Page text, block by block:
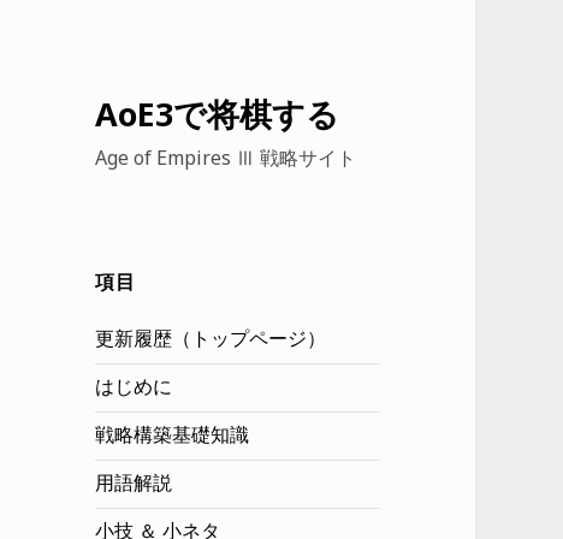
AoE3で将棋する
Age of Empires Ⅲ 戦略サイト
項目
更新履歴（トップページ）
はじめに
戦略構築基礎知識
用語解説
小技 ＆ 小ネタ